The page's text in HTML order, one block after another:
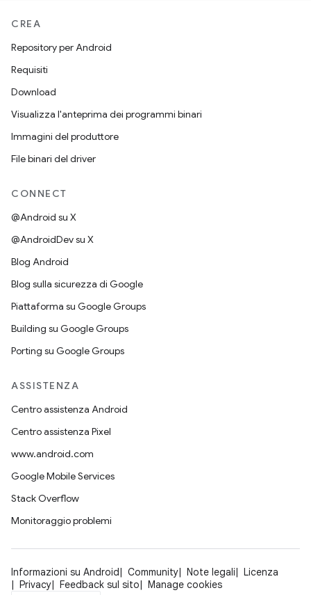
CREA
Repository per Android
Requisiti
Download
Visualizza l'anteprima dei programmi binari
Immagini del produttore
File binari del driver
CONNECT
@Android su X
@AndroidDev su X
Blog Android
Blog sulla sicurezza di Google
Piattaforma su Google Groups
Building su Google Groups
Porting su Google Groups
ASSISTENZA
Centro assistenza Android
Centro assistenza Pixel
www.android.com
Google Mobile Services
Stack Overflow
Monitoraggio problemi
Informazioni su Android Community Note legali
Licenza
Privacy
Feedback sul sito Manage cookies